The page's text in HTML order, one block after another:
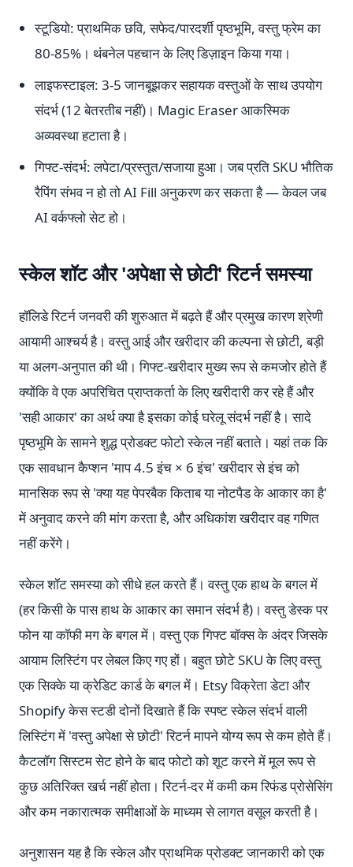
स्टूडियो: प्राथमिक छवि, सफेद/पारदर्शी पृष्ठभूमि, वस्तु फ्रेम का
80-85%। थंबनेल पहचान के लिए डिज़ाइन किया गया।
लाइफस्टाइल: 3-5 जानबूझकर सहायक वस्तुओं के साथ उपयोग
संदर्भ (12 बेतरतीब नहीं)। Magic Eraser आकस्मिक
अव्यवस्था हटाता है।
गिफ्ट-संदर्भ: लपेटा/प्रस्तुत/सजाया हुआ। जब प्रति SKU भौतिक
रैपिंग संभव न हो तो AI Fill अनुकरण कर सकता है — केवल जब
AI वर्कफ्लो सेट हो।
स्केल शॉट और 'अपेक्षा से छोटी' रिटर्न समस्या
हॉलिडे रिटर्न जनवरी की शुरुआत में बढ़ते हैं और प्रमुख कारण श्रेणी
आयामी आश्चर्य है। वस्तु आई और खरीदार की कल्पना से छोटी, बड़ी
या अलग-अनुपात की थी। गिफ्ट-खरीदार मुख्य रूप से कमजोर होते हैं
क्योंकि वे एक अपरिचित प्राप्तकर्ता के लिए खरीदारी कर रहे हैं और
'सही आकार' का अर्थ क्या है इसका कोई घरेलू संदर्भ नहीं है। सादे
पृष्ठभूमि के सामने शुद्ध प्रोडक्ट फोटो स्केल नहीं बताते। यहां तक कि
एक सावधान कैप्शन 'माप 4.5 इंच × 6 इंच' खरीदार से इंच को
मानसिक रूप से 'क्या यह पेपरबैक किताब या नोटपैड के आकार का है'
में अनुवाद करने की मांग करता है, और अधिकांश खरीदार वह गणित
नहीं करेंगे।
स्केल शॉट समस्या को सीधे हल करते हैं। वस्तु एक हाथ के बगल में
(हर किसी के पास हाथ के आकार का समान संदर्भ है)। वस्तु डेस्क पर
फोन या कॉफी मग के बगल में। वस्तु एक गिफ्ट बॉक्स के अंदर जिसके
आयाम लिस्टिंग पर लेबल किए गए हों। बहुत छोटे SKU के लिए वस्तु
एक सिक्के या क्रेडिट कार्ड के बगल में। Etsy विक्रेता डेटा और
Shopify केस स्टडी दोनों दिखाते हैं कि स्पष्ट स्केल संदर्भ वाली
लिस्टिंग में 'वस्तु अपेक्षा से छोटी' रिटर्न मापने योग्य रूप से कम होते हैं।
कैटलॉग सिस्टम सेट होने के बाद फोटो को शूट करने में मूल रूप से
कुछ अतिरिक्त खर्च नहीं होता। रिटर्न-दर में कमी कम रिफंड प्रोसेसिंग
और कम नकारात्मक समीक्षाओं के माध्यम से लागत वसूल करती है।
अनुशासन यह है कि स्केल और प्राथमिक प्रोडक्ट जानकारी को एक